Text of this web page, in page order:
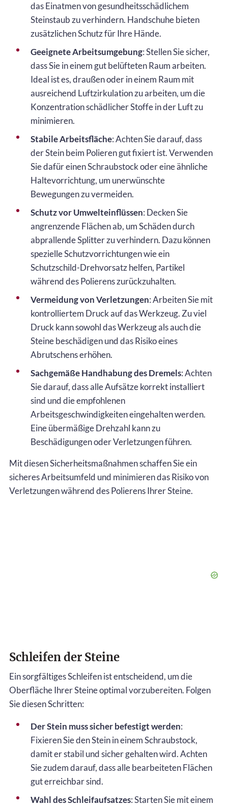
das Einatmen von gesundheitsschädlichem
Steinstaub zu verhindern. Handschuhe bieten
zusätzlichen Schutz für Ihre Hände.
Geeignete Arbeitsumgebung: Stellen Sie sicher,
dass Sie in einem gut belüfteten Raum arbeiten.
Ideal ist es, draußen oder in einem Raum mit
ausreichend Luftzirkulation zu arbeiten, um die
Konzentration schädlicher Stoffe in der Luft zu
minimieren.
Stabile Arbeitsfläche: Achten Sie darauf, dass
der Stein beim Polieren gut fixiert ist. Verwenden
Sie dafür einen Schraubstock oder eine ähnliche
Haltevorrichtung, um unerwünschte
Bewegungen zu vermeiden.
Schutz vor Umwelteinflüssen: Decken Sie
angrenzende Flächen ab, um Schäden durch
abprallende Splitter zu verhindern. Dazu können
spezielle Schutzvorrichtungen wie ein
Schutzschild-Drehvorsatz helfen, Partikel
während des Polierens zurückzuhalten.
Vermeidung von Verletzungen: Arbeiten Sie mit
kontrolliertem Druck auf das Werkzeug. Zu viel
Druck kann sowohl das Werkzeug als auch die
Steine beschädigen und das Risiko eines
Abrutschens erhöhen.
Sachgemäße Handhabung des Dremels: Achten
Sie darauf, dass alle Aufsätze korrekt installiert
sind und die empfohlenen
Arbeitsgeschwindigkeiten eingehalten werden.
Eine übermäßige Drehzahl kann zu
Beschädigungen oder Verletzungen führen.
Mit diesen Sicherheitsmaßnahmen schaffen Sie ein
sicheres Arbeitsumfeld und minimieren das Risiko von
Verletzungen während des Polierens Ihrer Steine.
Schleifen der Steine
Ein sorgfältiges Schleifen ist entscheidend, um die
Oberfläche Ihrer Steine optimal vorzubereiten. Folgen
Sie diesen Schritten:
Der Stein muss sicher befestigt werden:
Fixieren Sie den Stein in einem Schraubstock,
damit er stabil und sicher gehalten wird. Achten
Sie zudem darauf, dass alle bearbeiteten Flächen
gut erreichbar sind.
Wahl des Schleifaufsatzes: Starten Sie mit einem